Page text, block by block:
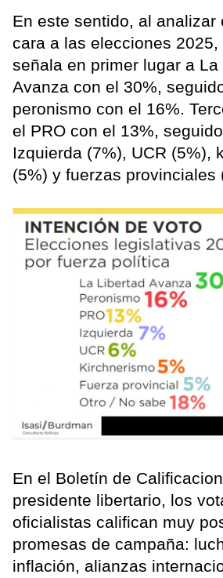
En este sentido, al analizar
cara a las elecciones 2025,
señala en primer lugar a La
Avanza con el 30%,
peronismo con el 16%.
el PRO con el 13%,
Izquierda (7%), UCR (5%),
(5%) y fuerzas provinciales
En el Boletín de
presidente libertario, los
oficialistas califican muy
promesas de campaña:
inflación, alianzas